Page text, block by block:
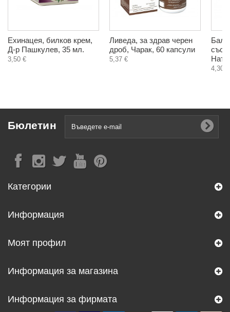
Ехинацея, билков крем,
Д-р Пашкулев, 35 мл.
3,50 €
Ливеда, за здрав черен
дроб, Чарак, 60 капсули
5,37 €
със
4,30 €
Бюлетин
Категории
Информация
Моят профил
Информация за магазина
Информация за фирмата